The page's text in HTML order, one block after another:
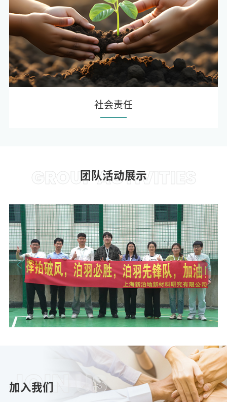
社会责任
团队活动展示
GROUP ACTIVITIES
加入我们
JOIN US